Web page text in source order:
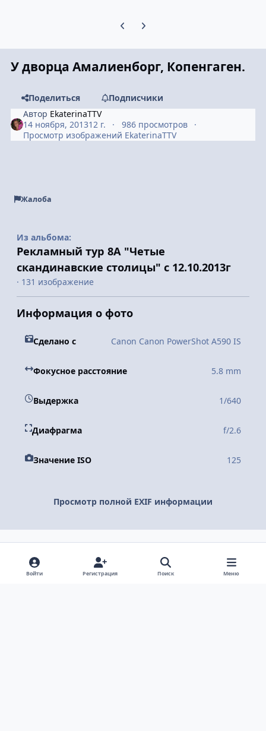
Предыдущий слайд карусели
Следующий слайд карусели
У дворца Амалиенборг, Копенгаген.
Поделиться
Подписчики
Автор EkaterinaTTV
14 ноября, 201312 г.
986 просмотров
Просмотр изображений EkaterinaTTV
Жалоба
Из альбома:
Рекламный тур 8А "Четые
скандинавские столицы" с 12.10.2013г
· 131 изображение
Информация о фото
Сделано с Canon Canon PowerShot A590 IS
Фокусное расстояние 5.8 mm
Выдержка 1/640
Диафрагма f/2.6
Значение ISO 125
Просмотр полной EXIF информации
Войти Регистрация Поиск Меню